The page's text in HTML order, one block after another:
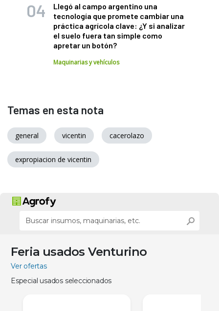
Llegó al campo argentino una
tecnología que promete cambiar una
práctica agrícola clave: ¿Y si analizar
el suelo fuera tan simple como
apretar un botón?
Maquinarias y vehículos
Temas en esta nota
general vicentin cacerolazo
expropiacion de vicentin
Feria usados Venturino
Ver ofertas
Especial usados seleccionados